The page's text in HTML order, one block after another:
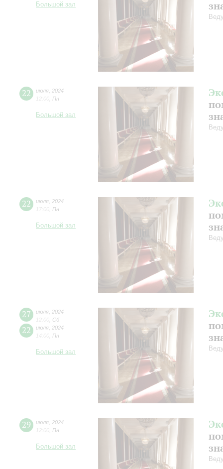
Большой зал
22 июля 2024
12:00 Пн
Большой зал
22 июля 2024
17:00 Пн
Большой зал
27 июля 2024
12:00 Сб
22 июля 2024
14:00 Пн
Большой зал
29 июля 2024
12:00 Пн
Большой зал